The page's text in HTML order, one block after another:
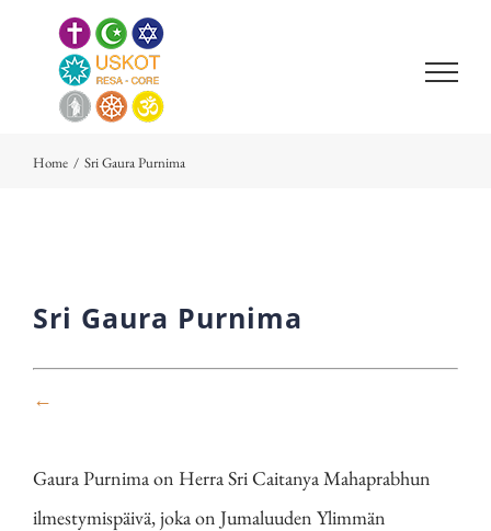
Home / Sri Gaura Purnima
Sri Gaura Purnima
←
Gaura Purnima on Herra Sri Caitanya Mahaprabhun
ilmestymispäivä, joka on Jumaluuden Ylimmän